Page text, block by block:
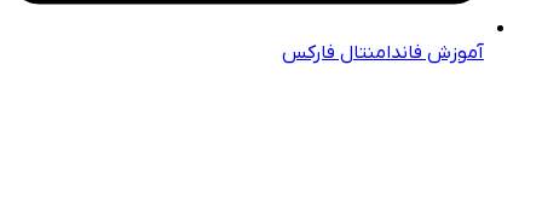
آموزش فاندامنتال فارکس